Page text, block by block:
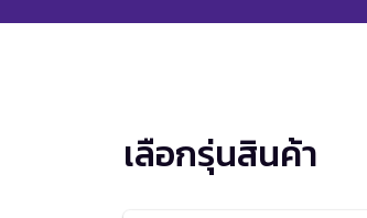
เลือกรุ่นสินค้า